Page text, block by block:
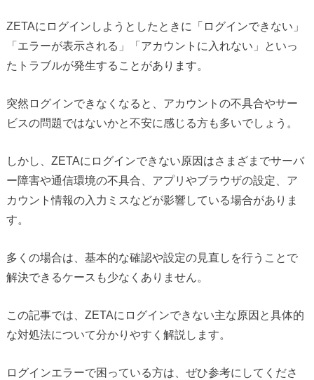
ZETAにログインしようとしたときに「ログインできない」
「エラーが表示される」「アカウントに入れない」といっ
たトラブルが発生することがあります。
突然ログインできなくなると、アカウントの不具合やサー
ビスの問題ではないかと不安に感じる方も多いでしょう。
しかし、ZETAにログインできない原因はさまざまでサーバ
ー障害や通信環境の不具合、アプリやブラウザの設定、ア
カウント情報の入力ミスなどが影響している場合がありま
す。
多くの場合は、基本的な確認や設定の見直しを行うことで
解決できるケースも少なくありません。
この記事では、ZETAにログインできない主な原因と具体的
な対処法について分かりやすく解説します。
ログインエラーで困っている方は、ぜひ参考にしてくださ